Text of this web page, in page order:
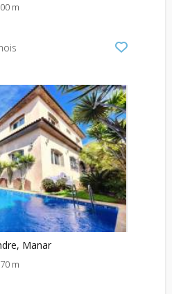
m
Manar
m